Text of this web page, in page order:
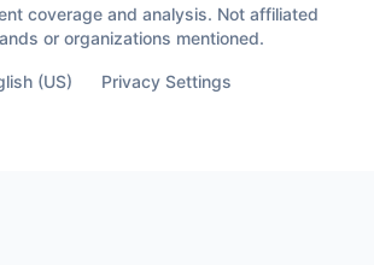
coverage and analysis. Not affiliated
or organizations mentioned.
(US) Privacy Settings